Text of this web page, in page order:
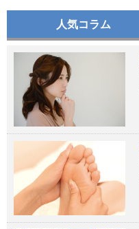
人気コラム